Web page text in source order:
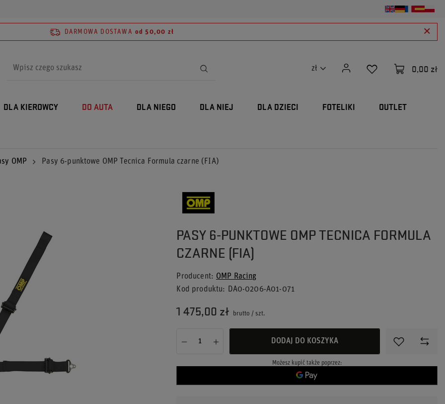
DARMOWA DOSTAWA od 50,00 zł
zł 0,00 zł
DLA KIEROWCY DO AUTA DLA NIEGO DLA NIEJ DLA DZIECI FOTELIKI OUTLET
OMP Pasy 6-punktowe OMP Tecnica Formula czarne (FIA)
PASY 6-PUNKTOWE OMP TECNICA FORMULA
CZARNE (FIA)
Producent
OMP Racing
Kod produktu
DA0-0206-A01-071
1 475,00 zł brutto / szt.
DODAJ DO KOSZYKA
Możesz kupić także poprzez: